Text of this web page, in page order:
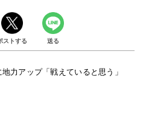
ストする 送る
力アップ「戦えていると思う」